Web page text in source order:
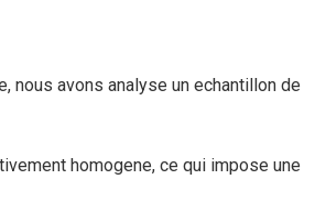
nous avons analyse un echantillon de
homogene, ce qui impose une